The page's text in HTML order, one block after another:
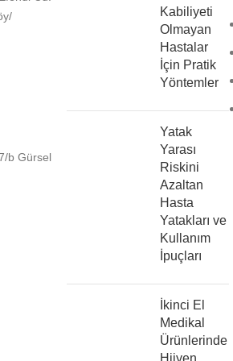
hastaların pozisyonunu
de hastane ortamında kullanıma
modelleri, farklı ihtiyaçlara
motorlu mekanizma ile
konfor sağlar.
kabiliyeti sunarak hastanın farklı
b Gürsel
Kabiliyeti
Olmayan
Hastalar
İçin Pratik
Yöntemler
Yatak
Yarası
Riskini
Azaltan
Hasta
Yatakları ve
Kullanım
İpuçları
İkinci El
Medikal
Ürünlerinde